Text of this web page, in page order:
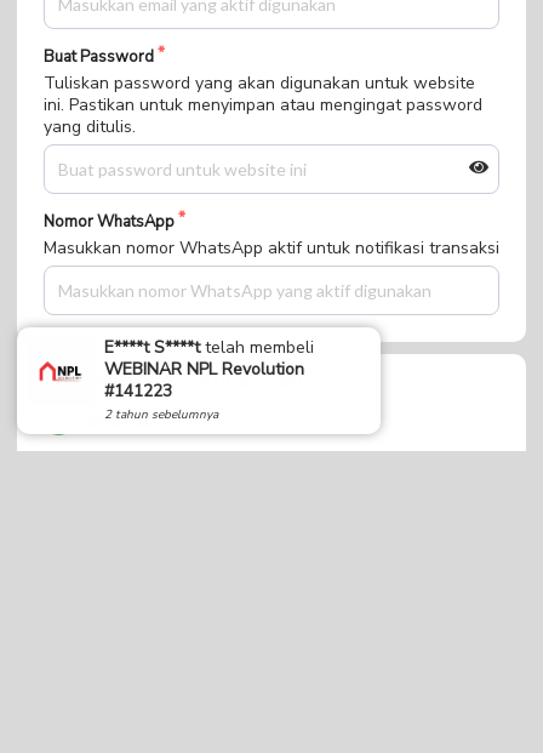
Buat Password
Tuliskan password yang akan digunakan untuk website
ini. Pastikan untuk menyimpan atau mengingat password
yang ditulis.
Nomor WhatsApp
Masukkan nomor WhatsApp aktif untuk notifikasi transaksi
Pilih Metode Pembayaran
Bank BCA
E****t S****ttelah membeli
WEBINAR NPL Revolution
#141223
2 tahun sebelumnya